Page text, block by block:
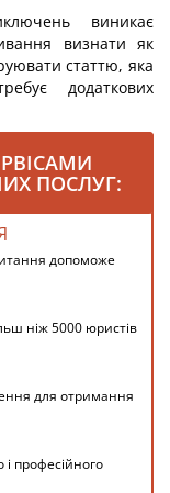
виникає
визнати як
статтю, яка
додаткових
ПОСЛУГ:
допоможе
ніж 5000 юристів
для отримання
професійного